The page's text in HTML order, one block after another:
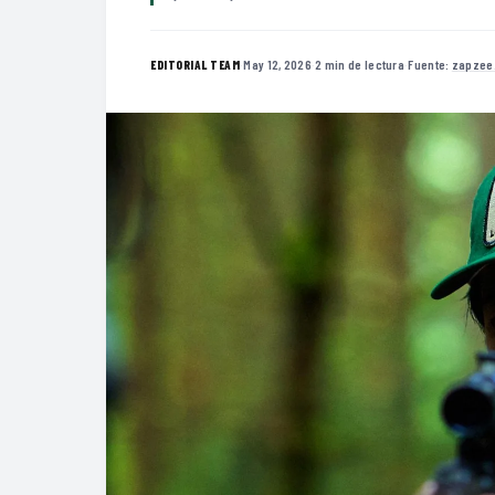
EDITORIAL TEAM·May 12, 2026·2 min de lectura·Fuente: